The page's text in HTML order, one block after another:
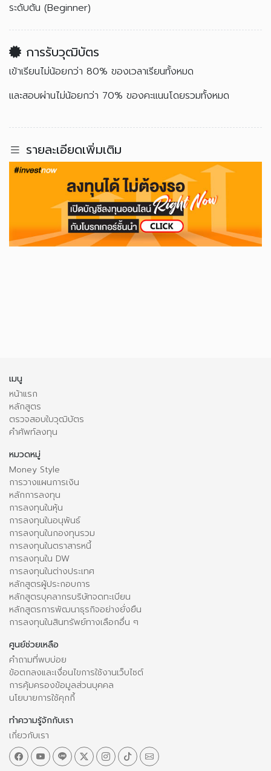
ระดับต้น (Beginner)
การรับวุฒิบัตร
เข้าเรียนไม่น้อยกว่า 80% ของเวลาเรียนทั้งหมด
และสอบผ่านไม่น้อยกว่า 70% ของคะแนนโดยรวมทั้งหมด
รายละเอียดเพิ่มเติม
เมนู
หน้าแรก
หลักสูตร
ตรวจสอบใบวุฒิบัตร
คำศัพท์ลงทุน
หมวดหมู่
Money Style
การวางแผนการเงิน
หลักการลงทุน
การลงทุนในหุ้น
การลงทุนในอนุพันธ์
การลงทุนในกองทุนรวม
การลงทุนในตราสารหนี้
การลงทุนใน DW
การลงทุนในต่างประเทศ
หลักสูตรผู้ประกอบการ
หลักสูตรบุคลากรบริษัทจดทะเบียน
หลักสูตรการพัฒนาธุรกิจอย่างยั่งยืน
การลงทุนในสินทรัพย์ทางเลือกอื่น ๆ
ศูนย์ช่วยเหลือ
คำถามที่พบบ่อย
ข้อตกลงและเงื่อนไขการใช้งานเว็บไซต์
การคุ้มครองข้อมูลส่วนบุคคล
นโยบายการใช้คุกกี้
ทำความรู้จักกับเรา
เกี่ยวกับเรา